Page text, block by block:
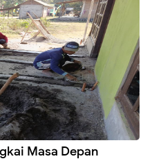
Masa Depan